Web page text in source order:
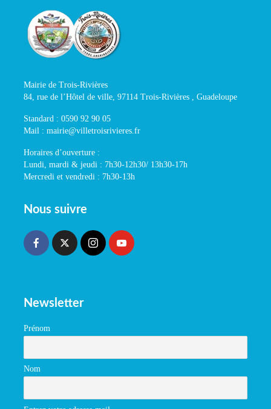
Mairie de Trois-Rivières
84, rue de l’Hôtel de ville, 97114 Trois-Rivières , Guadeloupe
Standard : 0590 92 90 05
Mail : mairie@villetroisrivieres.fr
Horaires d’ouverture :
Lundi, mardi & jeudi : 7h30-12h30/ 13h30-17h
Mercredi et vendredi : 7h30-13h
Nous suivre
Newsletter
Prénom
Nom